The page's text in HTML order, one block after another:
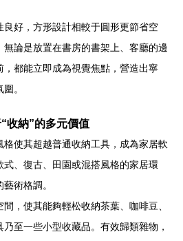
良好，方形設計相較于圓形更節省空
論是放置在書房的書架上、客廳的邊
都能立即成為視覺焦點，營造出寧
。
收納”的多元價值
格使其超越普通收納工具，成為家居軟
、復古、田園或混搭風格的家居環
術格調。
間，使其能夠輕松收納茶葉、咖啡豆、
至一些小型收藏品。有效歸類雜物，